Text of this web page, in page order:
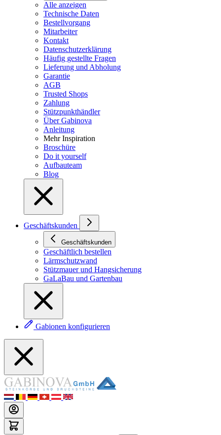
Alle anzeigen
Technische Daten
Bestellvorgang
Mitarbeiter
Kontakt
Datenschutzerklärung
Häufig gestellte Fragen
Lieferung und Abholung
Garantie
AGB
Trusted Shops
Zahlung
Stützpunkthändler
Über Gabinova
Anleitung
Mehr Inspiration
Broschüre
Do it yourself
Aufbauteam
Blog
Geschäftskunden
Geschäftskunden
Geschäftlich bestellen
Lärmschutzwand
Stützmauer und Hangsicherung
GaLaBau und Gartenbau
Gabionen konfigurieren